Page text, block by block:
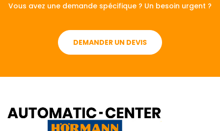
Vous avez une demande spécifique ? Un besoin urgent ?
DEMANDER UN DEVIS